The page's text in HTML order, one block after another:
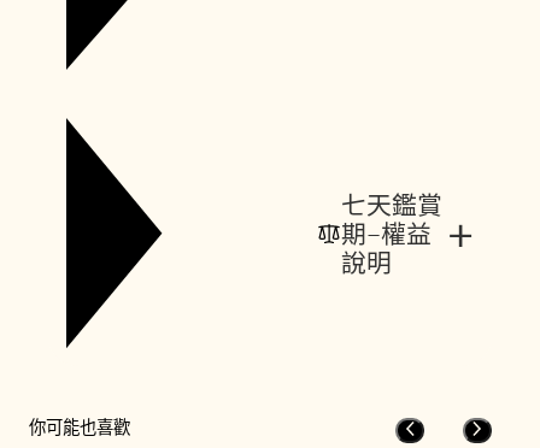
七天鑑賞
期-權益
說明
+
你可能也喜歡